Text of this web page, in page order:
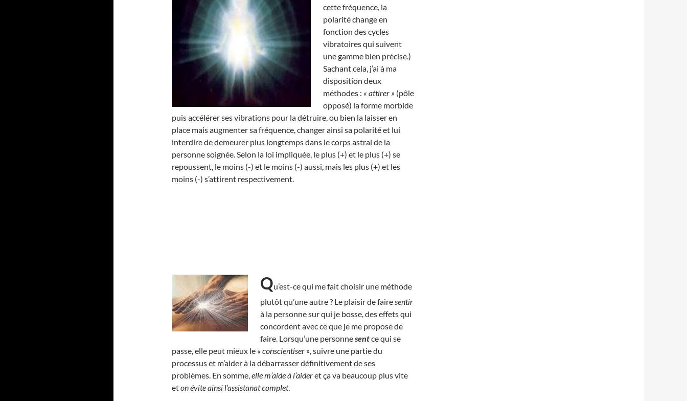
cette fréquence, la
polarité change en
fonction des cycles
vibratoires qui suivent
une gamme bien précise.)
Sachant cela, j’ai à ma
disposition deux
méthodes : « attirer » (pôle
opposé) la forme morbide
puis accélérer ses vibrations pour la détruire, ou bien la laisser en
place mais augmenter sa fréquence, changer ainsi sa polarité et lui
interdire de demeurer plus longtemps dans le corps astral de la
personne soignée. Selon la loi impliquée, le plus (+) et le plus (+) se
repoussent, le moins (-) et le moins (-) aussi, mais les plus (+) et les
moins (-) s’attirent respectivement.
Qu’est-ce qui me fait choisir une méthode
plutôt qu’une autre ? Le plaisir de fairesentir
à la personne sur qui je bosse, des effets qui
concordent avec ce que je me propose de
faire. Lorsqu’une personnesentce qui se
passe, elle peut mieux le « conscientiser », suivre une partie du
processus et m’aider à la débarrasser définitivement de ses
problèmes. En somme,elle m’aide à l’aideret ça va beaucoup plus vite
eton évite ainsi l’assistanat complet.